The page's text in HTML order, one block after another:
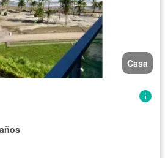
Casa